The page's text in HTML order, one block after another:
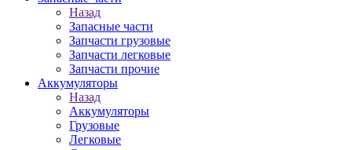
Назад
Запасные части
Запчасти грузовые
Запчасти легковые
Запчасти прочие
Аккумуляторы
Назад
Аккумуляторы
Грузовые
Легковые